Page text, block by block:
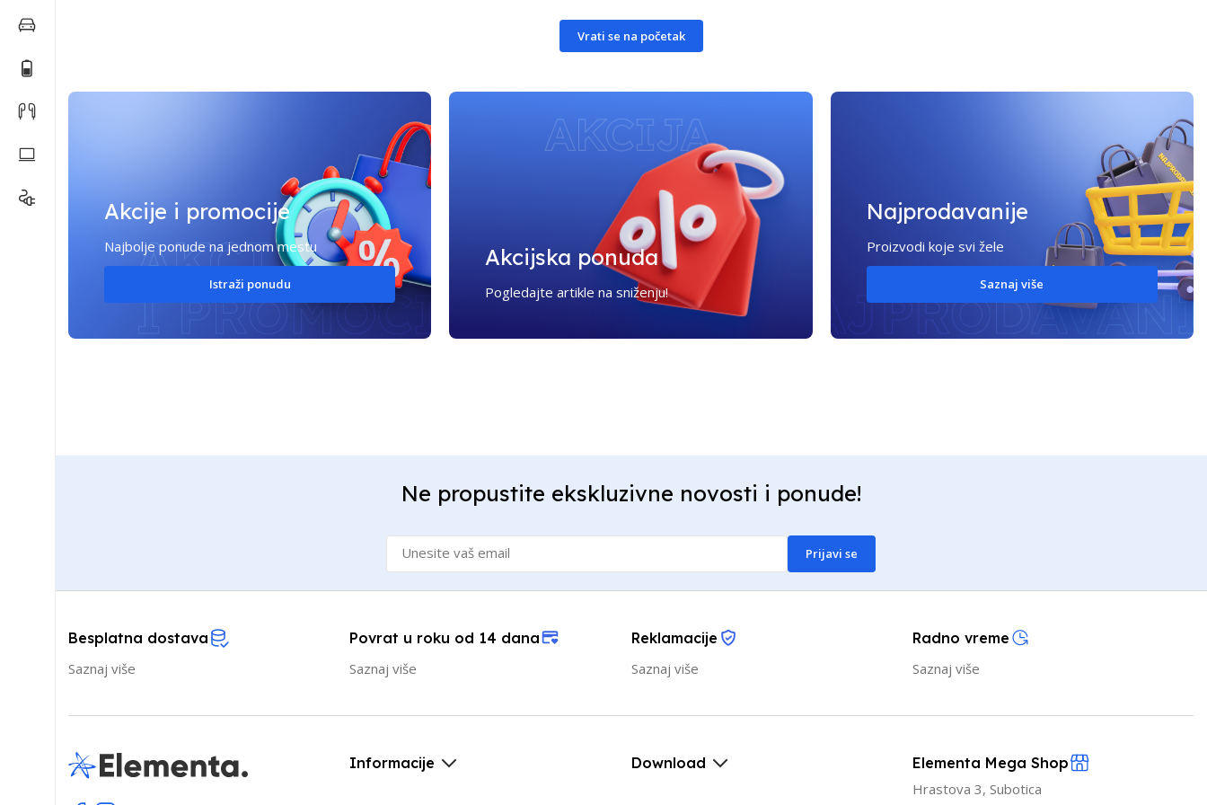
Vrati se na početak
Akcije i promocije
Najbolje ponude na jednom mestu
Istraži ponudu
Akcijska ponuda
Pogledajte artikle na sniženju!
Najprodavanije
Proizvodi koje svi žele
Saznaj više
Ne propustite ekskluzivne novosti i ponude!
Prijavi se
Besplatna dostava
Saznaj više
Povrat u roku od 14 dana
Saznaj više
Reklamacije
Saznaj više
Radno vreme
Saznaj više
Informacije Download
Elementa Mega Shop
Hrastova 3, Subotica